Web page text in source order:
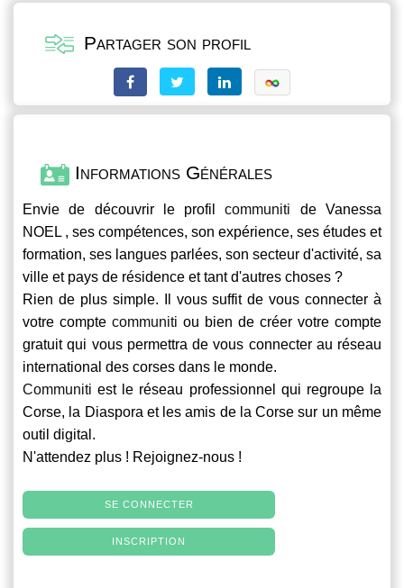
Partager son profil
Informations Générales
Envie de découvrir le profilcommuniti de Vanessa
NOEL , ses compétences, son expérience, ses études et
formation, ses langues parlées, son secteur d'activité, sa
ville et pays de résidence et tant d'autres choses ?
Rien de plus simple. Il vous suffit de vous connecter à
votre compte communiti ou bien de créer votre compte
gratuit qui vous permettra de vous connecter au réseau
international des corses dans le monde.
Communiti est le réseau professionnel qui regroupe la
Corse, la Diaspora et les amis de la Corse sur un même
outil digital.
N'attendez plus ! Rejoignez-nous !
SE CONNECTER
INSCRIPTION